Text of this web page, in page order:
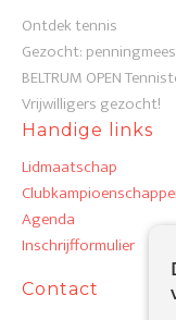
Ontdek tennis
Gezocht:
BELTRUM OPEN
Vrijwilligers gezocht!
Handige links
Lidmaatschap
Agenda
Inschrijfformulier
Contact